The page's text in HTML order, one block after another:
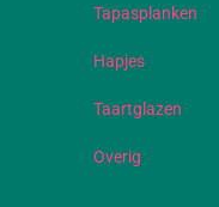
Tapasplanken
Hapjes
Taartglazen
Overig